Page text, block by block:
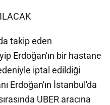
takip eden
Erdoğan'ın bir hastane
iptal edildiği
Erdoğan'ın İstanbul'da
UBER aracına